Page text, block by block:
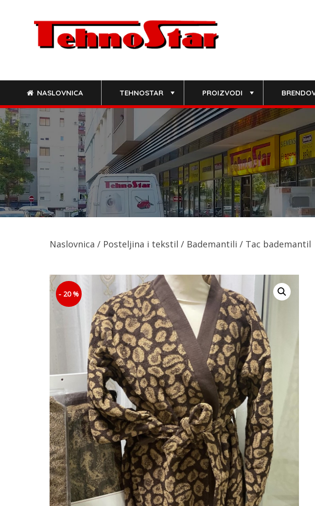
NASLOVNICA TEHNOSTAR PROIZVODI
Naslovnica / Posteljina i tekstil / Bademantili / Tac bademantil
- 20 %